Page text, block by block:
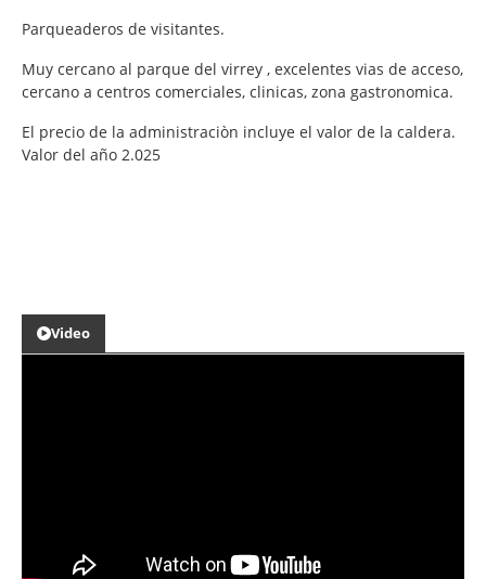
Parqueaderos de visitantes.
Muy cercano al parque del virrey , excelentes vias de acceso,
cercano a centros comerciales, clinicas, zona gastronomica.
El precio de la administraciòn incluye el valor de la caldera.
Valor del año 2.025
Video